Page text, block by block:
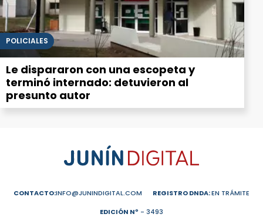
POLICIALES
Le dispararon con una escopeta y
terminó internado: detuvieron al
presunto autor
CONTACTO:INFO@JUNINDIGITAL.COM REGISTRO DNDA:EN TRÁMITE
EDICIÓN Nº - 3493